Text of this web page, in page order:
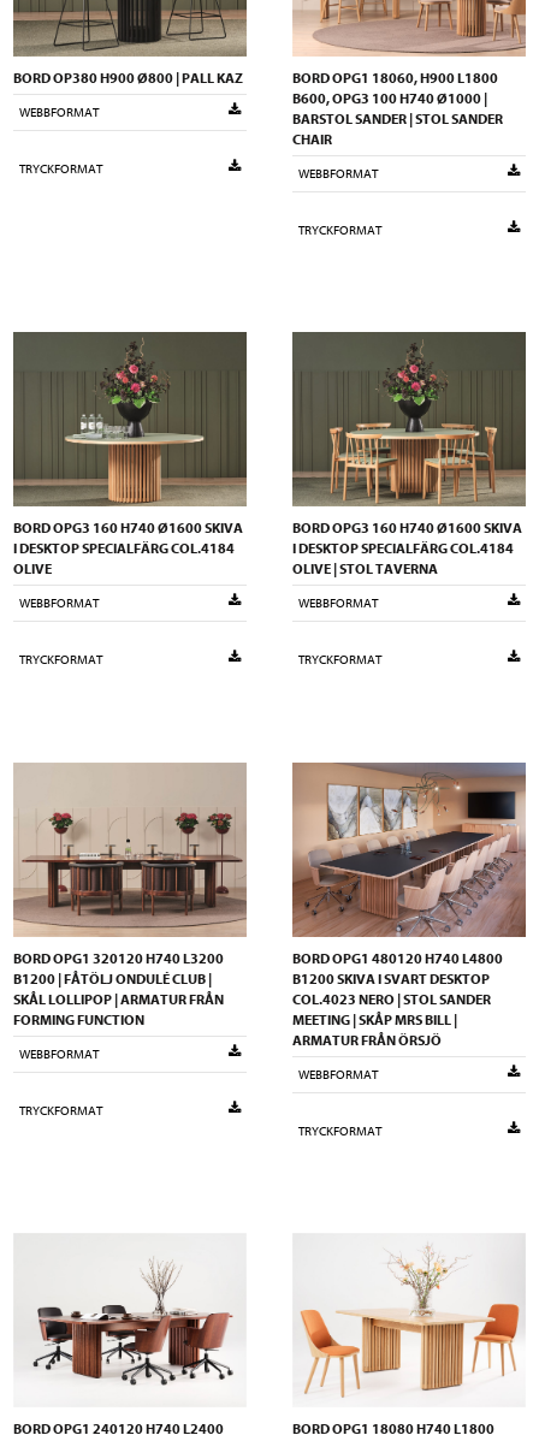
BORD OP380 H900 Ø800 | PALL KAZ
WEBBFORMAT
TRYCKFORMAT
BORD OPG1 18060, H900 L1800
B600, OPG3 100 H740 Ø1000 |
BARSTOL SANDER | STOL SANDER
CHAIR
WEBBFORMAT
TRYCKFORMAT
BORD OPG3 160 H740 Ø1600 SKIVA
I DESKTOP SPECIALFÄRG COL.4184
OLIVE
WEBBFORMAT
TRYCKFORMAT
BORD OPG3 160 H740 Ø1600 SKIVA
I DESKTOP SPECIALFÄRG COL.4184
OLIVE | STOL TAVERNA
WEBBFORMAT
TRYCKFORMAT
BORD OPG1 320120 H740 L3200
B1200 | FÅTÖLJ ONDULÉ CLUB |
SKÅL LOLLIPOP | ARMATUR FRÅN
FORMING FUNCTION
WEBBFORMAT
TRYCKFORMAT
BORD OPG1 480120 H740 L4800
B1200 SKIVA I SVART DESKTOP
COL.4023 NERO | STOL SANDER
MEETING | SKÅP MRS BILL |
ARMATUR FRÅN ÖRSJÖ
WEBBFORMAT
TRYCKFORMAT
BORD OPG1 240120 H740 L2400 BORD OPG1 18080 H740 L1800